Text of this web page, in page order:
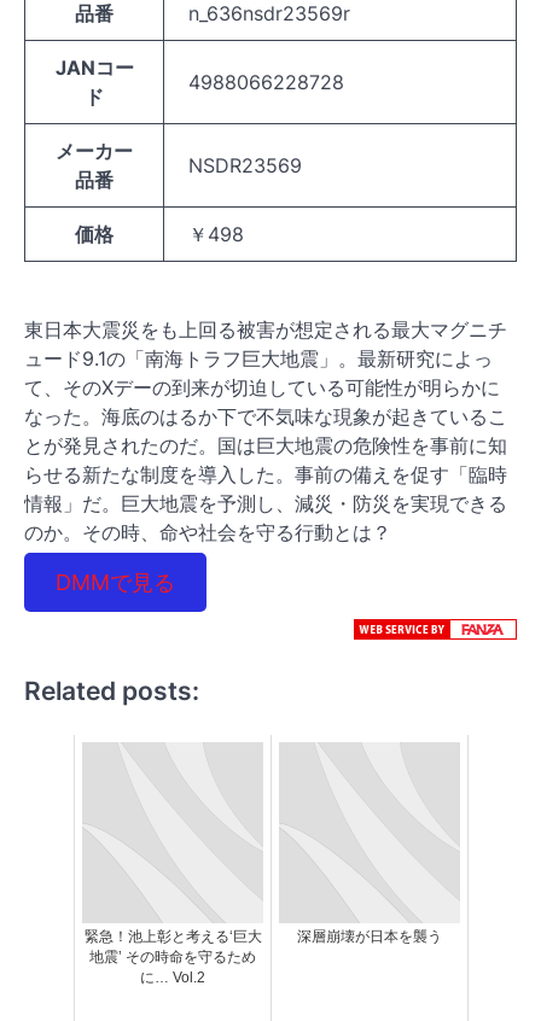
品番 n_636nsdr23569r
JANコー
ド
4988066228728
メーカー
品番
NSDR23569
価格 ￥498
東日本大震災をも上回る被害が想定される最大マグニチ
ュード9.1の「南海トラフ巨大地震」。最新研究によっ
て、そのXデーの到来が切迫している可能性が明らかに
なった。海底のはるか下で不気味な現象が起きているこ
とが発見されたのだ。国は巨大地震の危険性を事前に知
らせる新たな制度を導入した。事前の備えを促す「臨時
情報」だ。巨大地震を予測し、減災・防災を実現できる
のか。その時、命や社会を守る行動とは？
DMMで見る
Related posts:
緊急！池上彰と考える‘巨大
地震’ その時命を守るため
に… Vol.2
深層崩壊が日本を襲う